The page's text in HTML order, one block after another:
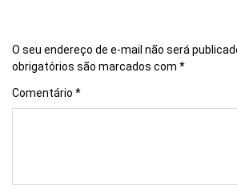
O seu endereço de e-mail não será
obrigatórios são marcados com *
Comentário *